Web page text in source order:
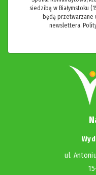
siedzibą w Białymstoku
będą przetwarzane
newslettera.
ul.